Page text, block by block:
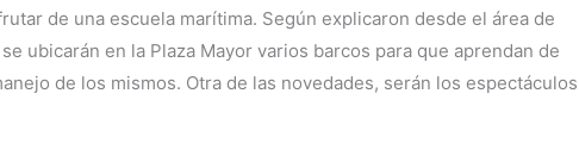
de una escuela marítima. Según explicaron desde el área de
ubicarán en la Plaza Mayor varios barcos para que aprendan de
de los mismos. Otra de las novedades, serán los espectáculos